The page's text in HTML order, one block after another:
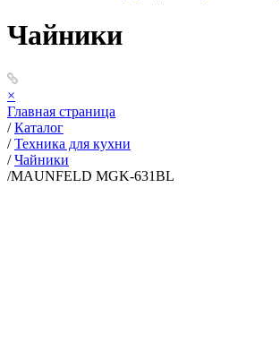
Чайники
×
Главная страница
/ Каталог
/ Техника для кухни
/ Чайники
/MAUNFELD MGK-631BL